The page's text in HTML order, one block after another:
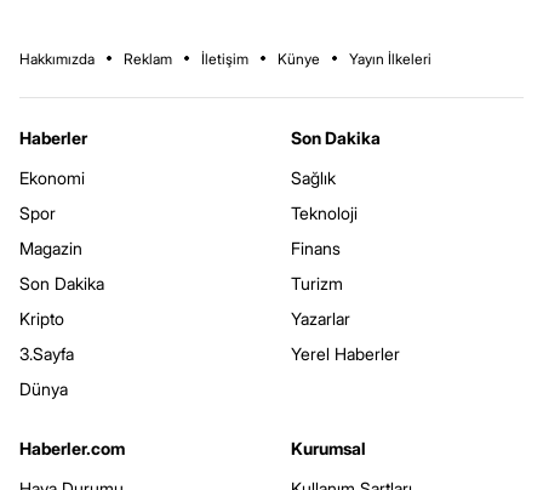
Hakkımızda Reklam İletişim Künye Yayın İlkeleri
Haberler
Ekonomi
Spor
Magazin
Son Dakika
Kripto
3.Sayfa
Dünya
Son Dakika
Sağlık
Teknoloji
Finans
Turizm
Yazarlar
Yerel Haberler
Haberler.com
Kurumsal